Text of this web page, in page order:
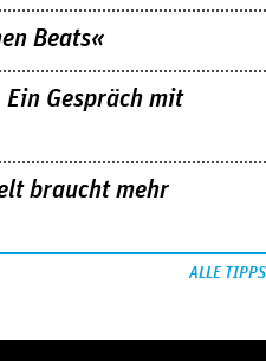
Beats«
Gespräch mit
braucht mehr
ALLE TIPPS